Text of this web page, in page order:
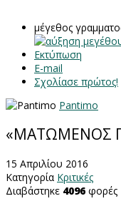
μέγεθος
Εκτύπωση
E-mail
Σχολίασε πρώτος!
Pantimo
«ΜΑΤΩΜΕΝΟΣ
15 Απριλίου 2016
Κατηγορία Κριτικές
Διαβάστηκε 4096 φορές